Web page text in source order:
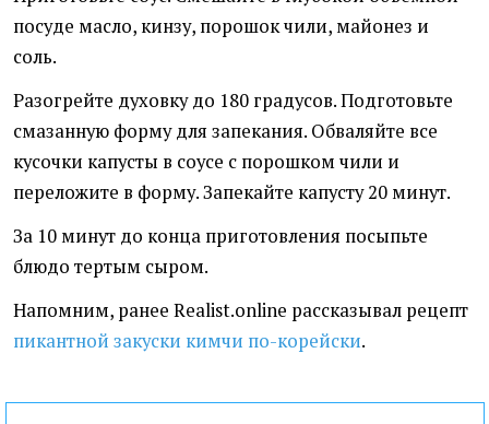
посуде масло, кинзу, порошок чили, майонез и
соль.
Разогрейте духовку до 180 градусов. Подготовьте
смазанную форму для запекания. Обваляйте все
кусочки капусты в соусе с порошком чили и
переложите в форму. Запекайте капусту 20 минут.
За 10 минут до конца приготовления посыпьте
блюдо тертым сыром.
Напомним, ранее Realist.online рассказывал рецепт
пикантной закуски кимчи по-корейски.